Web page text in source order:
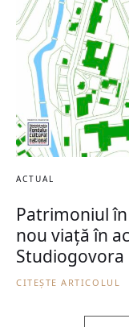
ACTUAL
Patrimoniul
nou viață în
Studiogovora
CITEȘTE ARTICOLUL